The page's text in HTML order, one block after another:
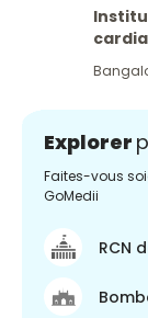
Explorer
Faites-vous
GoMedii
RCN